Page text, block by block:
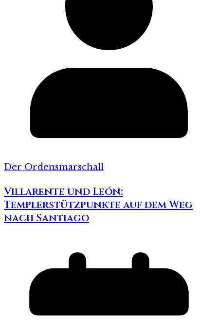
Der Ordensmarschall
Villarente und León:
Templerstützpunkte auf dem Weg
nach Santiago